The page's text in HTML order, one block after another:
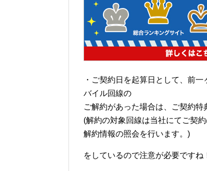
・ご契約日を起算日として、前
バイル回線の
ご解約があった場合は、ご契約特
(解約の対象回線は当社にてご契
解約情報の照会を行います。)
をしているので注意が必要ですね